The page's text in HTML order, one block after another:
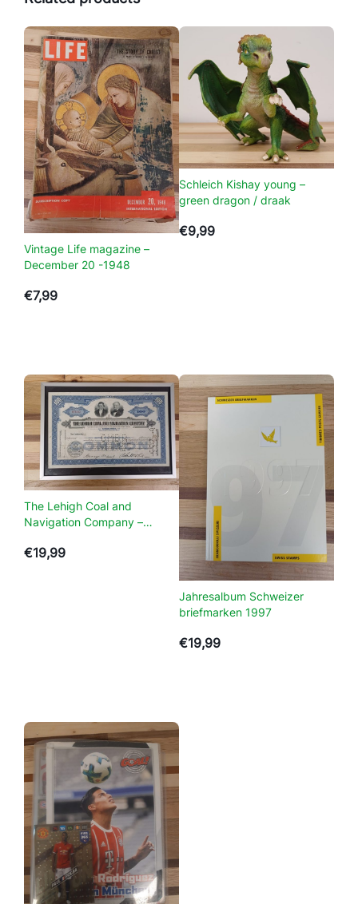
j
M
a
i
n
e
J
a
s
1
9
M
a
t
4
7
a
t
Vintage Life magazine –
December 20 -1948
€7,99
Schleich Kishay young –
green dragon / draak
€9,99
The Lehigh Coal and
Navigation Company –
€19,99
Jahresalbum Schweizer
briefmarken 1997
€19,99